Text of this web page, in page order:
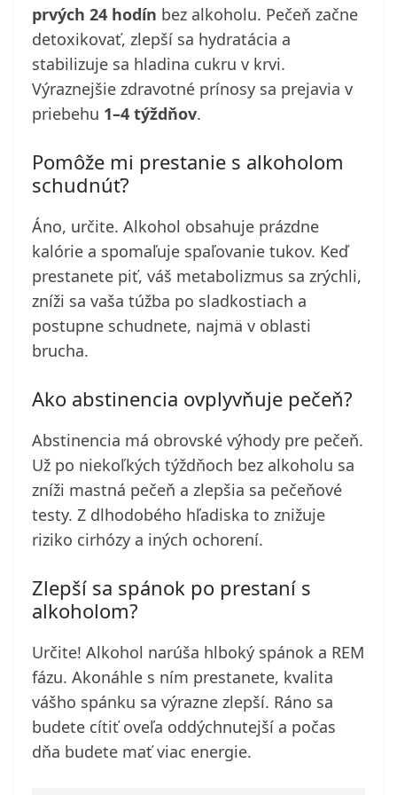
prvých 24 hodín bez alkoholu. Pečeň začne
detoxikovať, zlepší sa hydratácia a
stabilizuje sa hladina cukru v krvi.
Výraznejšie zdravotné prínosy sa prejavia v
priebehu 1–4 týždňov.
Pomôže mi prestanie s alkoholom
schudnúť?
Áno, určite. Alkohol obsahuje prázdne
kalórie a spomaľuje spaľovanie tukov. Keď
prestanete piť, váš metabolizmus sa zrýchli,
zníži sa vaša túžba po sladkostiach a
postupne schudnete, najmä v oblasti
brucha.
Ako abstinencia ovplyvňuje pečeň?
Abstinencia má obrovské výhody pre pečeň.
Už po niekoľkých týždňoch bez alkoholu sa
zníži mastná pečeň a zlepšia sa pečeňové
testy. Z dlhodobého hľadiska to znižuje
riziko cirhózy a iných ochorení.
Zlepší sa spánok po prestaní s
alkoholom?
Určite! Alkohol narúša hlboký spánok a REM
fázu. Akonáhle s ním prestanete, kvalita
vášho spánku sa výrazne zlepší. Ráno sa
budete cítiť oveľa oddýchnutejší a počas
dňa budete mať viac energie.